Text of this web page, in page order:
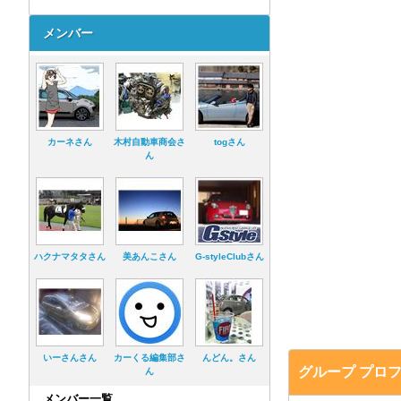
メンバー
カーネさん
木村自動車商会さ
ん
togさん
ハクナマタタさん 美あんこさん G-styleClubさん
いーさんさん
カーくる編集部さ
ん
んどん。さん
グループ プロ